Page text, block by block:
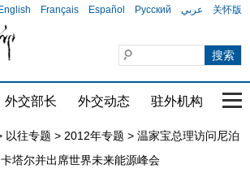
English Français Español Русский عربي 关怀版
外交部长 外交动态 驻外机构 国
以往专题 > 2012年专题 > 温家宝总理访问尼泊
塔尔并出席世界未来能源峰会